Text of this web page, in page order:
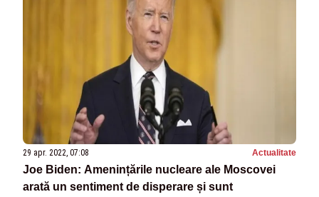
29 apr. 2022, 07:08 Actualitate
Joe Biden: Amenințările nucleare ale Moscovei
arată un sentiment de disperare și sunt